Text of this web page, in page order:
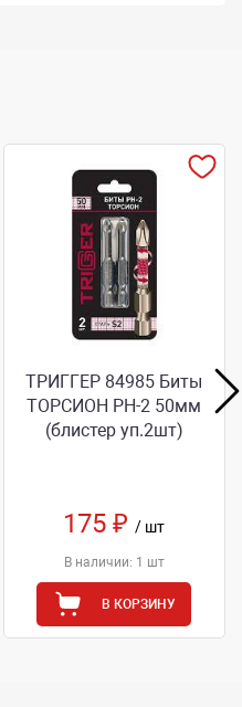
ТРИГГЕР 84985 Биты
ТОРСИОН РН-2 50мм
(блистер уп.2шт)
175 ₽/ шт
В наличии: 1 шт
В КОРЗИНУ